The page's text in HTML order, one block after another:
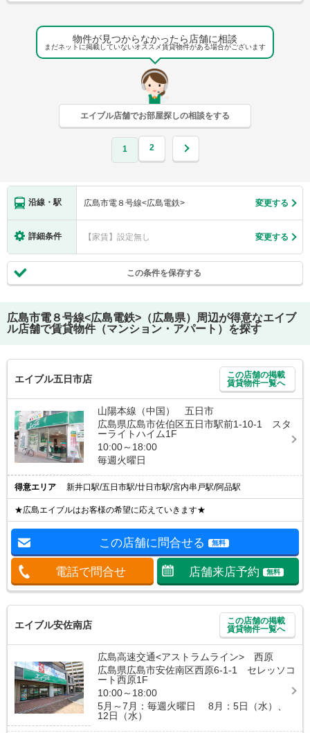
物件が見つからなかったら店舗に相談
まだネットに掲載していないオススメ賃貸物件がある場合がございます
エイブル店舗でお部屋探しの相談をする
1 2
沿線・駅 広島市電８号線<広島電鉄> 変更する
詳細条件 【家賃】設定無し 変更する
この条件を保存する
広島市電８号線<広島電鉄>（広島県）
周辺が得意なエイブ
ル店舗で賃貸物件（マンション・アパート）を探す
エイブル五日市店
この店舗の掲載
賃貸物件一覧へ
山陽本線（中国） 五日市
広島県広島市佐伯区五日市駅前1-10-1 スタ
ーライトハイム1F
10:00～18:00
毎週火曜日
得意エリア 新井口駅/五日市駅/廿日市駅/宮内串戸駅/阿品駅
★広島エイブルはお客様の希望に応えていきます★
この店舗に問合せる 無料
電話で問合せ 店舗来店予約 無料
エイブル安佐南店
この店舗の掲載
賃貸物件一覧へ
広島高速交通<アストラムライン> 西原
広島県広島市安佐南区西原6-1-1 セレッソコ
ート西原1F
10:00～18:00
5月～7月：毎週火曜日 8月：5日（水）、
12日（水）